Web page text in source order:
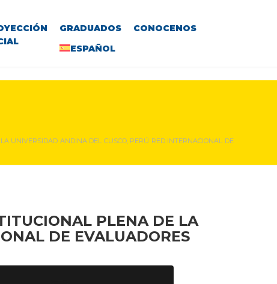
GRADUADOS
CONOCENOS
ESPAÑOL
UNIVERSIDAD ANDINA DEL CUSCO, PERÚ RED INTERNACIONAL DE
PLENA DE LA
DE EVALUADORES